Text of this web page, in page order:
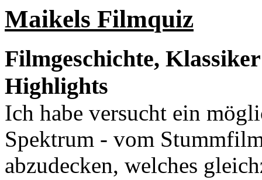
Maikels Filmquiz
Filmgeschichte,
Highlights
Ich habe versucht ein
Spektrum - vom
abzudecken, welches